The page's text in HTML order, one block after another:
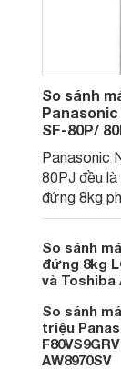
So sánh
Panasonic
SF-80P/
Panasonic
80PJ đều
đứng 8kg
viên, mỗi
riêng biệt
So sánh
đứng 8kg
và Toshiba
So sánh
triệu
AW8970SV